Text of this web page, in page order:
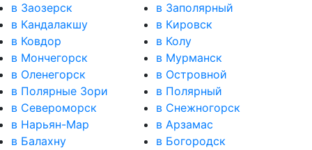
в Заозерск
в Заполярный
в Кандалакшу
в Кировск
в Ковдор
в Колу
в Мончегорск
в Мурманск
в Оленегорск
в Островной
в Полярные Зори
в Полярный
в Североморск
в Снежногорск
в Нарьян-Мар
в Арзамас
в Балахну
в Богородск